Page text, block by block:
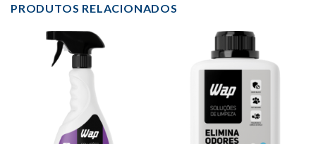
PRODUTOS RELACIONADOS